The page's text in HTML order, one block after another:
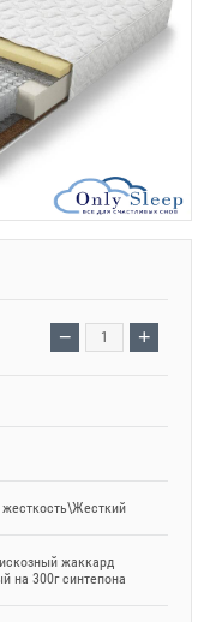
− +
жаккард
на 300г синтепона